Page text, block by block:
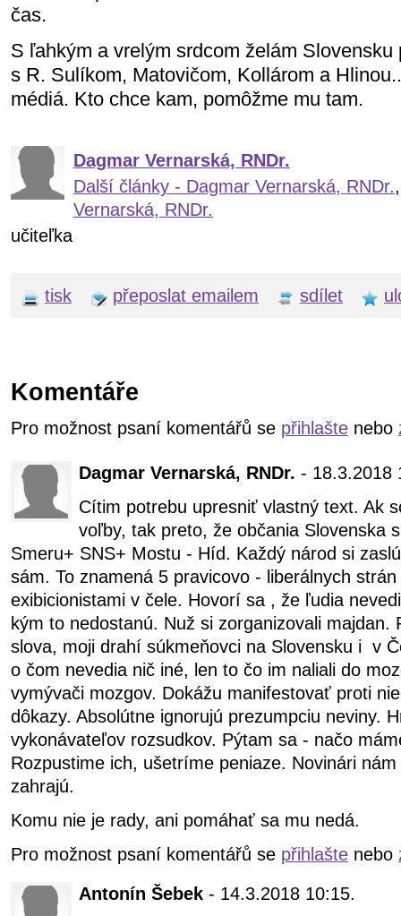
čas.
S ľahkým a vrelým srdcom želám
s R. Sulíkom, Matovičom, Kollárom a
médiá. Kto chce kam, pomôžme mu tam.
Dagmar Vernarská, RNDr.
Další články - Dagmar Vernarská, RNDr.
Vernarská, RNDr.
učiteľka
tisk přeposlat emailem sdílet
Komentáře
Pro možnost psaní komentářů se přihlašte nebo
Dagmar Vernarská, RNDr. - 18.3.2018
Cítim potrebu upresniť vlastný text. Ak
voľby, tak preto, že občania Slovenska
Smeru+ SNS+ Mostu - Híd. Každý národ si
sám. To znamená 5 pravicovo - liberálnych
exibicionistami v čele. Hovorí sa , že ľudia
kým to nedostanú. Nuž si zorganizovali majdan.
slova, moji drahí súkmeňovci na Slovensku i v
o čom nevedia nič iné, len to čo im naliali do
vymývači mozgov. Dokážu manifestovať proti
dôkazy. Absolútne ignorujú prezumpciu neviny.
vykonávateľov rozsudkov. Pýtam sa - načo
Rozpustime ich, ušetríme peniaze. Novinári
zahrajú.
Komu nie je rady, ani pomáhať sa mu nedá.
Pro možnost psaní komentářů se přihlašte nebo
Antonín Šebek - 14.3.2018 10:15.